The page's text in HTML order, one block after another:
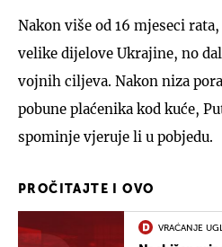
Nakon više od 16 mjeseci
velike dijelove Ukrajine, no
vojnih ciljeva. Nakon niza
pobune plaćenika kod kuće,
spominje vjeruje li u pobjedu.
PROČITAJTE I OVO
VRAĆANJE